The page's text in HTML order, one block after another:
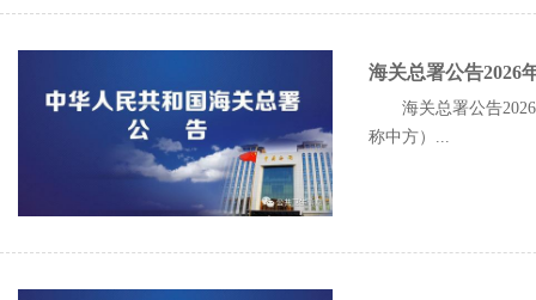
海关总署公告2026
海关总署公告
称中方）...